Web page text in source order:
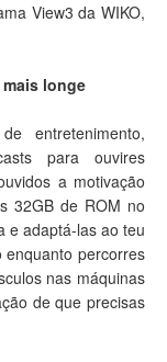
View3 da WIKO,
longe
entretenimento,
para ouvires
a motivação
32GB de ROM no
e adaptá-las ao teu
percorres
nas máquinas
de que precisas